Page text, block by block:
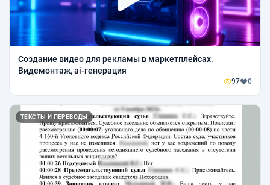
Создание видео для рекламы в маркетплейсах.
Видемонтаж, ai-генерация
97 0
ТЕКСТЫ И ПЕРЕВОДЫ